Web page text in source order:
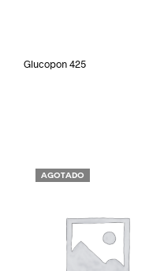
Glucopon 425
AGOTADO